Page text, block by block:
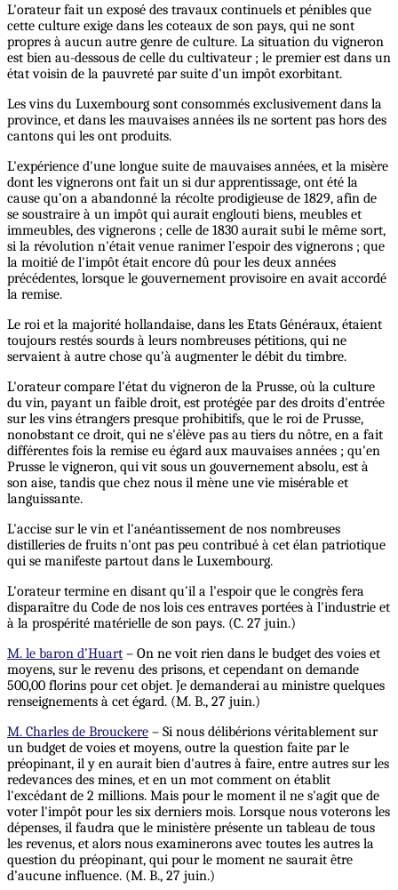
L'orateur fait un exposé des travaux continuels et pénibles que
cette culture exige dans les coteaux de son pays, qui ne sont
propres à aucun autre genre de culture. La situation du vigneron
est bien au-dessous de celle du cultivateur ; le premier est dans un
état voisin de la pauvreté par suite d'un impôt exorbitant.
Les vins du Luxembourg sont consommés exclusivement dans la
province, et dans les mauvaises années ils ne sortent pas hors des
cantons qui les ont produits.
L'expérience d'une longue suite de mauvaises années, et la misère
dont les vignerons ont fait un si dur apprentissage, ont été la
cause qu’on a abandonné la récolte prodigieuse de 1829, afin de
se soustraire à un impôt qui aurait englouti biens, meubles et
immeubles, des vignerons ; celle de 1830 aurait subi le même sort,
si la révolution n'était venue ranimer l'espoir des vignerons ; que
la moitié de l'impôt était encore dû pour les deux années
précédentes, lorsque le gouvernement provisoire en avait accordé
la remise.
Le roi et la majorité hollandaise, dans les Etats Généraux, étaient
toujours restés sourds à leurs nombreuses pétitions, qui ne
servaient à autre chose qu'à augmenter le débit du timbre.
L'orateur compare l'état du vigneron de la Prusse, où la culture
du vin, payant un faible droit, est protégée par des droits d'entrée
sur les vins étrangers presque prohibitifs, que le roi de Prusse,
nonobstant ce droit, qui ne s'élève pas au tiers du nôtre, en a fait
différentes fois la remise eu égard aux mauvaises années ; qu'en
Prusse le vigneron, qui vit sous un gouvernement absolu, est à
son aise, tandis que chez nous il mène une vie misérable et
languissante.
L'accise sur le vin et l'anéantissement de nos nombreuses
distilleries de fruits n'ont pas peu contribué à cet élan patriotique
qui se manifeste partout dans le Luxembourg.
L'orateur termine en disant qu'il a l'espoir que le congrès fera
disparaître du Code de nos lois ces entraves portées à l'industrie et
à la prospérité matérielle de son pays. (C. 27 juin.)
M. le baron d’Huart – On ne voit rien dans le budget des voies et
moyens, sur le revenu des prisons, et cependant on demande
500,00 florins pour cet objet. Je demanderai au ministre quelques
renseignements à cet égard. (M. B., 27 juin.)
M. Charles de Brouckere – Si nous délibérions véritablement sur
un budget de voies et moyens, outre la question faite par le
préopinant, il y en aurait bien d'autres à faire, entre autres sur les
redevances des mines, et en un mot comment on établit
l'excédant de 2 millions. Mais pour le moment il ne s'agit que de
voter l'impôt pour les six derniers mois. Lorsque nous voterons les
dépenses, il faudra que le ministère présente un tableau de tous
les revenus, et alors nous examinerons avec toutes les autres la
question du préopinant, qui pour le moment ne saurait être
d’aucune influence. (M. B., 27 juin.)